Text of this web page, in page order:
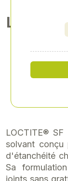
LOCTITE®
solvant conçu
d'étanchéité
Sa
joints sans